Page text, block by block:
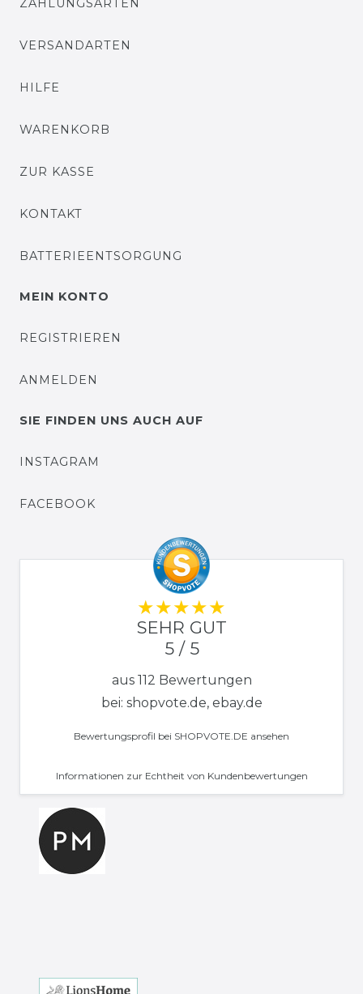
ZAHLUNGSARTEN
VERSANDARTEN
HILFE
WARENKORB
ZUR KASSE
KONTAKT
BATTERIEENTSORGUNG
MEIN KONTO
REGISTRIEREN
ANMELDEN
SIE FINDEN UNS AUCH AUF
INSTAGRAM
FACEBOOK
SEHR GUT
5 / 5
aus 112 Bewertungen
bei: shopvote.de, ebay.de
Bewertungsprofil bei SHOPVOTE.DE ansehen
Informationen zur Echtheit von Kundenbewertungen